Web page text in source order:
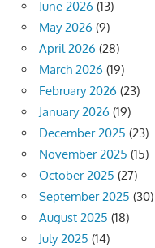
June 2026 (13)
May 2026 (9)
April 2026 (28)
March 2026 (19)
February 2026 (23)
January 2026 (19)
December 2025 (23)
November 2025 (15)
October 2025 (27)
September 2025 (30)
August 2025 (18)
July 2025 (14)